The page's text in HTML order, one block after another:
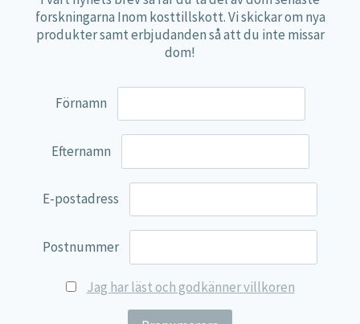
Näringsdeklaration
1 kapsel 2 gånger per dag.
innehåller
Mängd *DRI%
(Fabaceae)
1000 mg **
*DRI (dagligt referensintag) ej fastställt.
(hydroxipropylmetylcellulosa).
forskningarna Inom kosttillskott. Vi skickar om nya
produkter samt erbjudanden så att du inte missar
dom!
Förnamn
Efternamn
E-postadress
Postnummer
Jag har läst och godkänner villkoren